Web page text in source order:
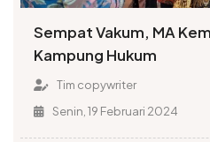
Sempat Vakum, MA
Kampung Hukum
Tim copywriter
Senin, 19 Februari 2024